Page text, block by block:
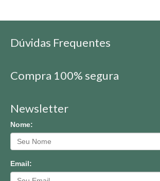
Dúvidas Frequentes
Compra 100% segura
Newsletter
Nome:
Email: